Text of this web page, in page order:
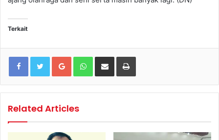
Terkait
Google+WhatsApp
Share via Email Print
Related Articles